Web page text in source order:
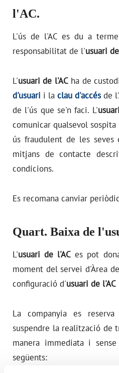
l'AC.
L'ús de l'AC es du a
responsabilitat de l'usuari
L'usuari de l'ACha de
d'usuari i la clau d'accés de
de l'ús que se'n faci. L'
comunicar qualsevol
ús fraudulent de les seves
mitjans de contacte
condicions.
Es recomana canviar
Quart. Baixa de
L'usuari de l'AC es pot
moment del servei d'Àrea
configuració d'usuari de l'AC
La companyia es
suspendre la realització de
manera immediata i
següents: